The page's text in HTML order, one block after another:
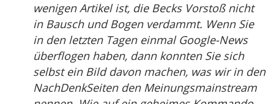
wenigen Artikel ist, die Becks Vorstoß nicht
in Bausch und Bogen verdammt. Wenn Sie
in den letzten Tagen einmal Google-News
überflogen haben, dann konnten Sie sich
selbst ein Bild davon machen, was wir in den
NachDenkSeiten den Meinungsmainstream